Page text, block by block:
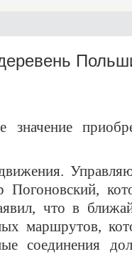
Погоновский,
что в
маршрутов,
соединения